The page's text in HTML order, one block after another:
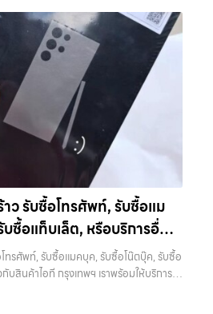
งินด่วน เราจึงมอบบริการประเมินสภาพ
กทั้งหลาย โดยเน้น โปร่งใส มั่นใจได้ และ
เร็จ บริการของเราครอบคลุมทั้ง iPhone
, iPad และแท็บเล็ตทุกแบรนด์ เรารับถึงแม้
แล้ว หรือมีรอยบ้าง เพราะมูลค่าของเครื่อง
าพจริง ความครบชุด และความสะดวกใน
ริการในเขต ลาดพร้าว, รัชดา, บางรัก,
อินทรา, บางนา, บางพลี, เกษตรนวมินทร์,
ว่าคุณจะค้นหาคำว่า “รับซื้อมือถือใกล้ฉัน”,
“ขาย iPad ได้ราคา”, “รับซื้อแท็บเล็ต
มือสอง ราคาสูง” — ที่นี่คือคำตอบ
ณได้รับราคาและความสะดวกสบายที่เหนือ
รที่คุณไว้วางใจ พร้อมทีมงานที่พร้อม
รวจสภาพอย่างมืออาชีพ และจ่ายเงินทันที
องคุณเป็นเรื่องง่ายขึ้น ดีกว่า รวดเร็วกว่า
า ผู้เชี่ยวชาญด้านการให้บริการ รับซื้อมือถือ
บเล็ตทุกยี่ห้อ ในราคาสูง พร้อมจ่ายเงิน
อมือถือรามอินทรา — รับซื้อโทรศัพท์, รับ
ท็บเล็ต, หรือบริการอื่นๆ เกี่ยวกับสินค้า
ารครบวงจร รับซื้อมือถือรามอินทรา รับซื้อ
ตบุ๊ค, รับซื้อแท็บเล็ต, หรือบริการอื่นๆ เกี่ยว
มือถือรามอินทรา รับซื้อ iPad และแท็บเล็ต
ย ได้เงินเร็ว ประสบการณ์เหนือระดับกับ
รับซื้อมือถือ ยินดีต้อนรับสู่ “รับซื้อขายมือ
จได้ สำหรับบริการ รับซื้อ มือถือ iPhone,
ห้อ ให้ราคาสูง พร้อมจ่ายเงินทันที
, บางรัก, แจ้งวัฒนะ, บางแค, วัชรพล,
ล้ “ใกล้ ฉัน” ที่สุด ในยุคที่สมาร์ทโฟน
เปลี่ยนรุ่นกันแทบทุกช่วงเวลา อุปกรณ์ที่คุณ
งานอยู่เฉยๆ เว็บไซต์ของเราจึงเกิดขึ้นเพื่อ
นอุปกรณ์ที่ไม่ใช้แล้วให้กลายเป็นเงินสดได้
ซื้อสินค้าไอทีกรุงเทพมหานคร อย่างครบ
อเขตชานเมือง เรามีทีมงานพร้อมให้บริการ
ว รับซื้อโทรศัพท์, รับซื้อแม
ซื้อแท็บเล็ต, หรือบริการอื่นๆ
เทพฯ เราพร้อมให้บริการครบ
ทรศัพท์, รับซื้อแมคบุค, รับซื้อโน๊ตบุ๊ค, รับซื้อ
บสินค้าไอที กรุงเทพฯ เราพร้อมให้บริการ